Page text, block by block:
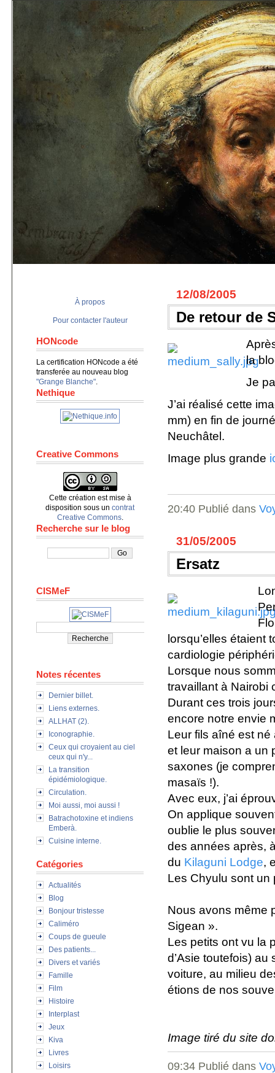
À propos
Pour contacter l'auteur
HONcode
La certification HONcode a été
transferée au nouveau blog
"Grange Blanche".
Nethique
Creative Commons
Cette création est mise à
disposition sous un contrat
Creative Commons.
Recherche sur le blog
CISMeF
Notes récentes
Dernier billet.
Liens externes.
ALLHAT (2).
Iconographie.
Ceux qui croyaient au ciel
ceux qui n'y...
La transition
épidémiologique.
Circulation.
Moi aussi, moi aussi !
Batrachotoxine et indiens
Emberà.
Cuisine interne.
Catégories
Actualités
Blog
Bonjour tristesse
Caliméro
Coups de gueule
Des patients...
Divers et variés
Famille
Film
Histoire
Interplast
Jeux
Kiva
Livres
Loisirs
12/08/2005
De retour de
la
Je
J’ai réalisé cette
mm) en fin de
Neuchâtel.
Image plus grande
20:40 Publié dans
31/05/2005
Ersatz
lorsqu’elles étaient
cardiologie
Lorsque nous
travaillant à Nairobi
Durant ces trois
encore notre envie
Leur fils aîné est né
et leur maison a un
saxones (je
masaïs !).
Avec eux, j’ai
On applique
oublie le plus
des années après,
du Kilaguni Lodge,
Les Chyulu sont un
Nous avons même
Sigean ».
Les petits ont vu la
d’Asie toutefois) au
voiture, au milieu
étions de nos
Image tiré du site
09:34 Publié dans